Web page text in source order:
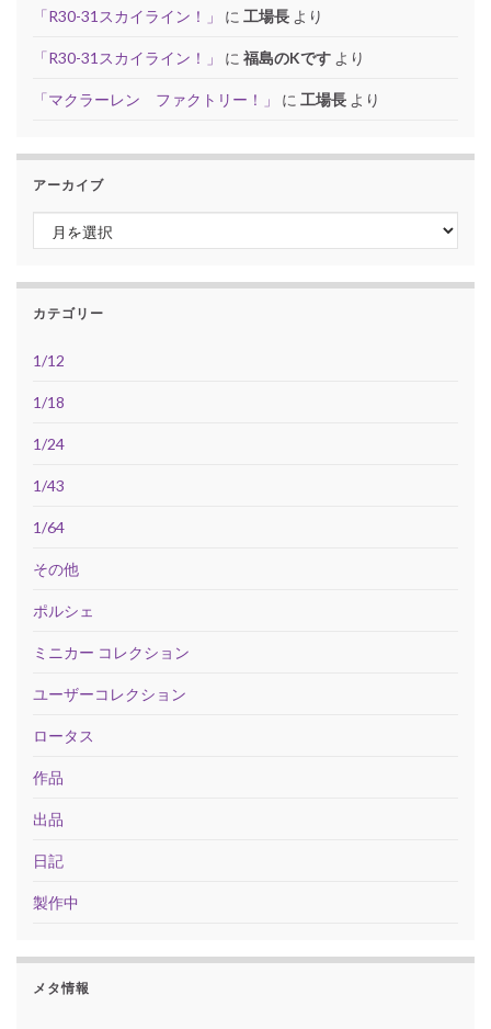
「R30-31スカイライン！」 に 工場長 より
「R30-31スカイライン！」 に 福島のKです より
「マクラーレン ファクトリー！」 に 工場長 より
アーカイブ
アーカイブ
カテゴリー
1/12
1/18
1/24
1/43
1/64
その他
ポルシェ
ミニカー コレクション
ユーザーコレクション
ロータス
作品
出品
日記
製作中
メタ情報